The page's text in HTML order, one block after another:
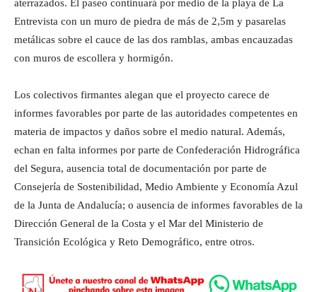
aterrazados. El paseo continuará por medio de la playa de La
Entrevista con un muro de piedra de más de 2,5m y pasarelas
metálicas sobre el cauce de las dos ramblas, ambas encauzadas
con muros de escollera y hormigón.
Los colectivos firmantes alegan que el proyecto carece de
informes favorables por parte de las autoridades competentes en
materia de impactos y daños sobre el medio natural. Además,
echan en falta informes por parte de Confederación Hidrográfica
del Segura, ausencia total de documentación por parte de
Consejería de Sostenibilidad, Medio Ambiente y Economía Azul
de la Junta de Andalucía; o ausencia de informes favorables de la
Dirección General de la Costa y el Mar del Ministerio de
Transición Ecológica y Reto Demográfico, entre otros.